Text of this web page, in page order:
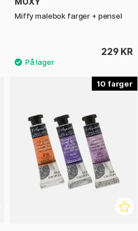
Miffy malebok farger + pensel
229 KR
10